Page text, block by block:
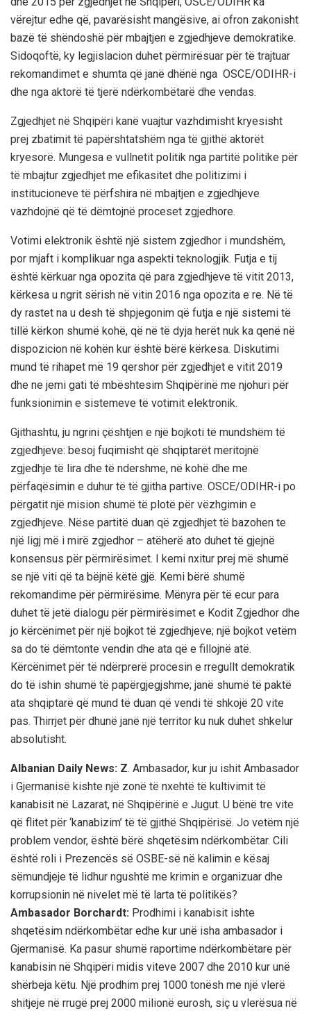
vërejtur edhe që, pavarësisht mangësive, ai ofron zakonisht
bazë të shëndoshë për mbajtjen e zgjedhjeve demokratike.
Sidoqoftë, ky legjislacion duhet përmirësuar për të trajtuar
rekomandimet e shumta që janë dhënë nga OSCE/ODIHR-i
dhe nga aktorë të tjerë ndërkombëtarë dhe vendas.
Zgjedhjet në Shqipëri kanë vuajtur vazhdimisht kryesisht
prej zbatimit të papërshtatshëm nga të gjithë aktorët
kryesorë. Mungesa e vullnetit politik nga partitë politike për
të mbajtur zgjedhjet me efikasitet dhe politizimi i
institucioneve të përfshira në mbajtjen e zgjedhjeve
vazhdojnë që të dëmtojnë proceset zgjedhore.
Votimi elektronik është një sistem zgjedhor i mundshëm,
por mjaft i komplikuar nga aspekti teknologjik. Futja e tij
është kërkuar nga opozita që para zgjedhjeve të vitit 2013,
kërkesa u ngrit sërish në vitin 2016 nga opozita e re. Në të
dy rastet na u desh të shpjegonim që futja e një sistemi të
tillë kërkon shumë kohë, që në të dyja herët nuk ka qenë në
dispozicion në kohën kur është bërë kërkesa. Diskutimi
mund të rihapet më 19 qershor për zgjedhjet e vitit 2019
dhe ne jemi gati të mbështesim Shqipërinë me njohuri për
funksionimin e sistemeve të votimit elektronik.
Gjithashtu, ju ngrini çështjen e një bojkoti të mundshëm të
zgjedhjeve: besoj fuqimisht që shqiptarët meritojnë
zgjedhje të lira dhe të ndershme, në kohë dhe me
përfaqësimin e duhur të të gjitha partive. OSCE/ODIHR-i po
përgatit një mision shumë të plotë për vëzhgimin e
zgjedhjeve. Nëse partitë duan që zgjedhjet të bazohen te
një ligj më i mirë zgjedhor – atëherë ato duhet të gjejnë
konsensus për përmirësimet. I kemi nxitur prej më shumë
se një viti që ta bëjnë këtë gjë. Kemi bërë shumë
rekomandime për përmirësime. Mënyra për të ecur para
duhet të jetë dialogu për përmirësimet e Kodit Zgjedhor dhe
jo kërcënimet për një bojkot të zgjedhjeve; një bojkot vetëm
sa do të dëmtonte vendin dhe ata që e fillojnë atë.
Kërcënimet për të ndërprerë procesin e rregullt demokratik
do të ishin shumë të papërgjegjshme; janë shumë të paktë
ata shqiptarë që mund të duan që vendi të shkojë 20 vite
pas. Thirrjet për dhunë janë një territor ku nuk duhet shkelur
absolutisht.
Albanian Daily News: Z. Ambasador, kur ju ishit Ambasador
i Gjermanisë kishte një zonë të nxehtë të kultivimit të
kanabisit në Lazarat, në Shqipërinë e Jugut. U bënë tre vite
që flitet për ‘kanabizim’ të të gjithë Shqipërisë. Jo vetëm një
problem vendor, është bërë shqetësim ndërkombëtar. Cili
është roli i Prezencës së OSBE-së në kalimin e kësaj
sëmundjeje të lidhur ngushtë me krimin e organizuar dhe
korrupsionin në nivelet më të larta të politikës?
Ambasador Borchardt: Prodhimi i kanabisit ishte
shqetësim ndërkombëtar edhe kur unë isha ambasador i
Gjermanisë. Ka pasur shumë raportime ndërkombëtare për
kanabisin në Shqipëri midis viteve 2007 dhe 2010 kur unë
shërbeja këtu. Një prodhim prej 1000 tonësh me një vlerë
shitjeje në rrugë prej 2000 milionë eurosh, siç u vlerësua në